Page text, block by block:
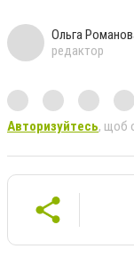
Ольга
редактор
Авторизуйтесь, щоб